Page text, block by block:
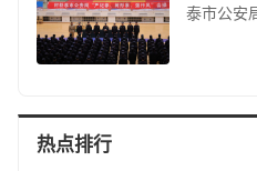
泰市公安
热点排行